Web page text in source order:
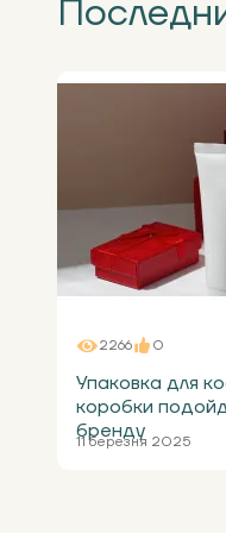
2266 0
Упаковка для
коробки
бренду
11 березня 2025